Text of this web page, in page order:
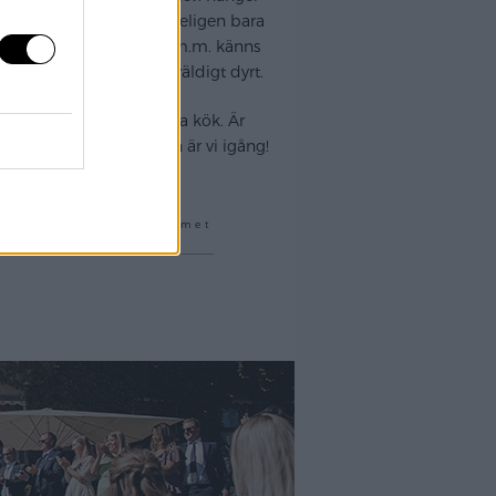
sambo hänger gladeligen bara
mängd innerlådor m.m. känns
(utom VVS o el) – är väldigt dyrt.
av vårt befintliga kök. Är
ner porslin m.m. Sen är vi igång!
Hemmet